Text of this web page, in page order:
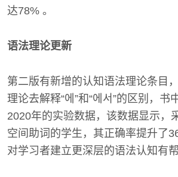
达78% 。
语法理论更新
第二版有新增的认知语法理论条目
理论去解释“에”和“에서”的区别，书
2020年的实验数据，该数据显示，
空间助词的学生，其正确率提升了
对学习者建立更深层的语法认知有帮